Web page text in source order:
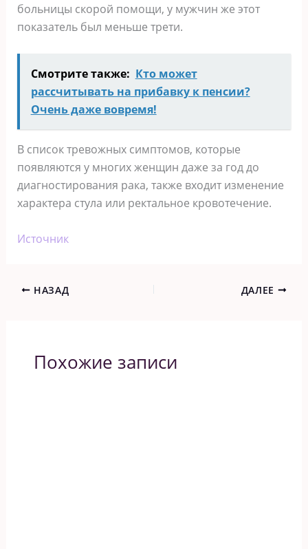
больницы скорой помощи, у мужчин же этот
показатель был меньше трети.
Смотрите также: Кто может
рассчитывать на прибавку к пенсии?
Очень даже вовремя!
В список тревожных симптомов, которые
появляются у многих женщин даже за год до
диагностирования рака, также входит изменение
характера стула или ректальное кровотечение.
Источник
НАЗАД ДАЛЕЕ
Похожие записи